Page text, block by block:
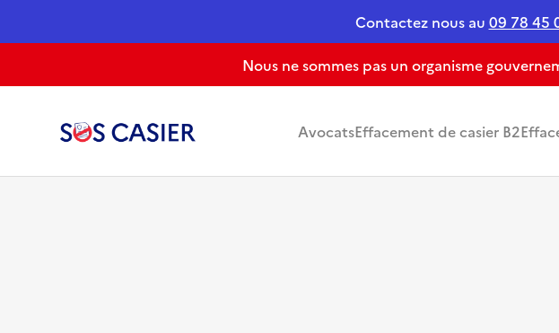
Contactez nous au 09 78 45
Nous ne sommes pas un organisme
AvocatsEffacement de casier B2